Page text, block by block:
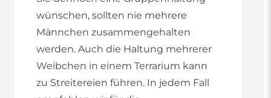
wünschen, sollten nie mehrere
Männchen zusammengehalten
werden. Auch die Haltung mehrerer
Weibchen in einem Terrarium kann
zu Streitereien führen. In jedem Fall